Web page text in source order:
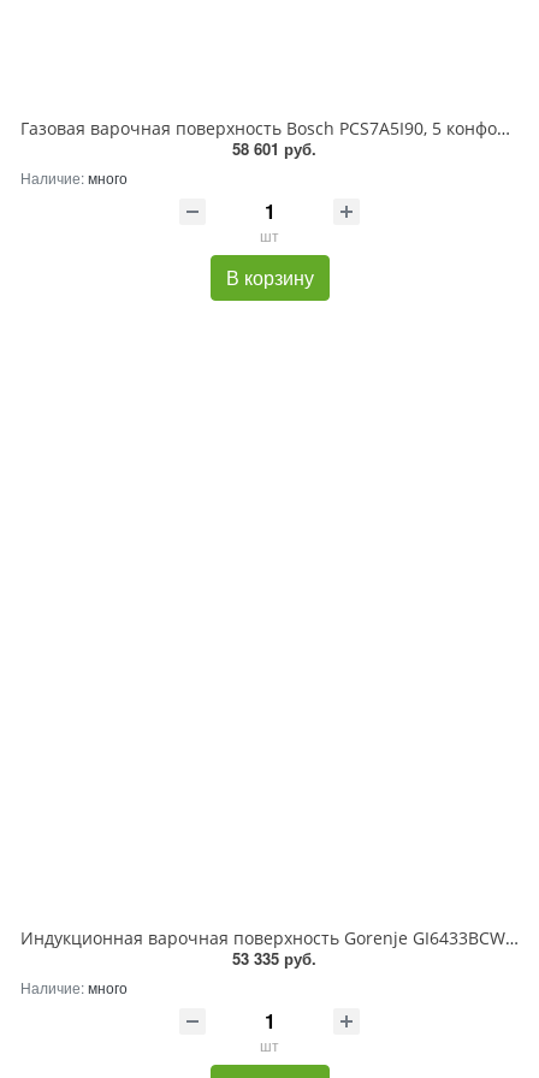
Газовая варочная поверхность Bosch PCS7A5I90, 5 конфорок, нержавеющая сталь, 12500 Вт
58 601 руб.
Наличие:много
шт
В корзину
Индукционная варочная поверхность Gorenje GI6433BCWF, 4 конфорки, с зоной расширения, стеклокерамика, 7360 Вт
53 335 руб.
Наличие:много
шт